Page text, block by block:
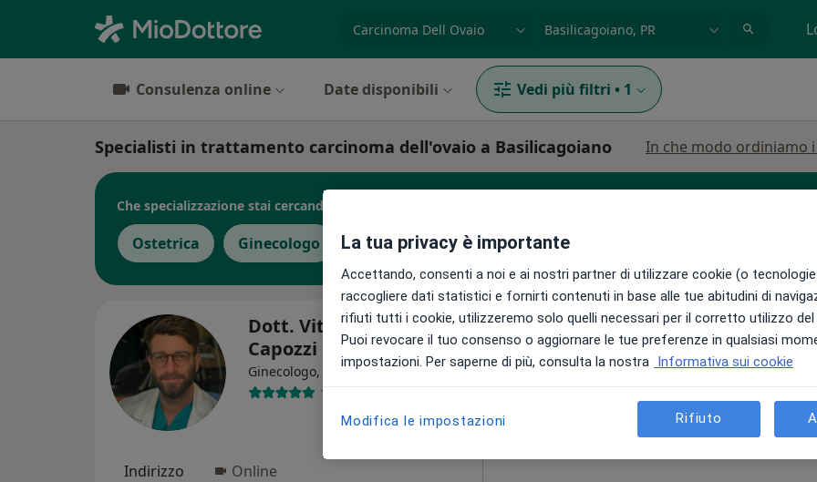
Consulenza online Date disponibili Vedi più filtri • 1
Specialisti in trattamento carcinoma dell'ovaio a Basilicagoiano In che modo ordiniamo
Che specializzazione stai cercando?
Ostetrica Ginecologo Omeopata
Dott. Vito Andrea
Capozzi
Ginecologo, Ostetrica·Altro
118 recensioni
Indirizzo Online
Oggi
7 Ago
Domani
8 Ago
Dom,
9 Ago
Lun,
10 Ago
Non ci sono agende disponibili!
Chiedi di attivare le prenotazioni
La tua privacy è importante
Accettando, consenti a noi e ai nostri partner di utilizzare cookie (o
raccogliere dati statistici e fornirti contenuti in base alle tue abitudini di
rifiuti tutti i cookie, utilizzeremo solo quelli necessari per il corretto utilizzo
Puoi revocare il tuo consenso o aggiornare le tue preferenze in qualsiasi
impostazioni. Per saperne di più, consulta la nostra Informativa sui cookie
Modifica le impostazioni Rifiuto